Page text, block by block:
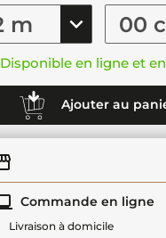
Disponible en ligne et
Ajouter au
Commande en ligne
Livraison à domicile